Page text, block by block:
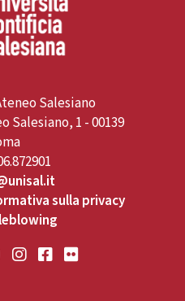
Salesiano
Salesiano, 1 - 00139
sulla privacy